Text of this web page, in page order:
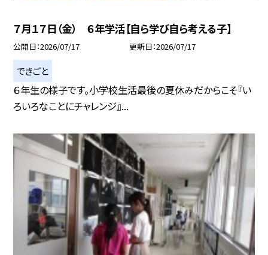
７月１７日（金） ６年学活【自ら学び自ら考える子】
公開日 2026/07/17 更新日 2026/07/17
できごと
６年生の様子です。小学校生活最後の夏休みだからこそ『い
ろいろなことにチャレンジ』...